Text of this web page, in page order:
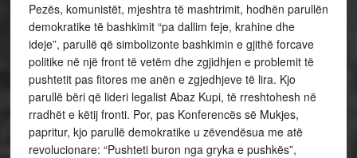
Pezës, komunistët, mjeshtra të mashtrimit, hodhën parullën
demokratike të bashkimit “pa dallim feje, krahine dhe
ideje”, parullë që simbolizonte bashkimin e gjithë forcave
politike në një front të vetëm dhe zgjidhjen e problemit të
pushtetit pas fitores me anën e zgjedhjeve të lira. Kjo
parullë bëri që lideri legalist Abaz Kupi, të rreshtohesh në
rradhët e këtij fronti. Por, pas Konferencës së Mukjes,
papritur, kjo parullë demokratike u zëvendësua me atë
revolucionare: “Pushteti buron nga gryka e pushkës”,